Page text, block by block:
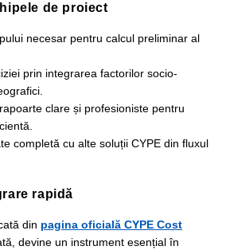
de proiect
necesar pentru calcul preliminar al
prin integrarea factorilor socio-
clare și profesioniste pentru
completă cu alte soluții CYPE din fluxul
rapidă
din pagina oficială CYPE Cost
devine un instrument esențial în